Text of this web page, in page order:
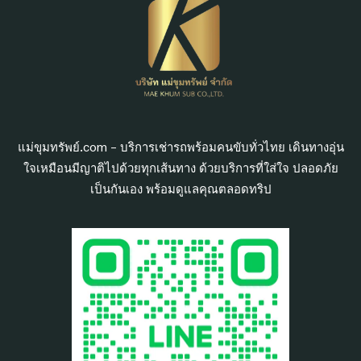
แม่ขุมทรัพย์.com – บริการเช่ารถพร้อมคนขับทั่วไทย เดินทางอุ่น
ใจเหมือนมีญาติไปด้วยทุกเส้นทาง ด้วยบริการที่ใส่ใจ ปลอดภัย
เป็นกันเอง พร้อมดูแลคุณตลอดทริป